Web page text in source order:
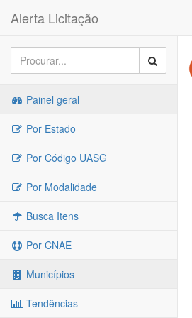
Alerta Licitação
Painel geral
Por Estado
Por Código UASG
Por Modalidade
Busca Itens
Por CNAE
Municípios
Tendências